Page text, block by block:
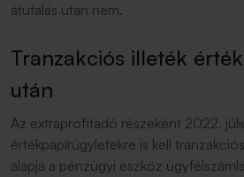
átutalás után nem.
Tranzakciós illeték
után
Az extraprofitadó részeként 2022.
értékpapírügyletekre is kell
alapja a pénzügyi eszköz